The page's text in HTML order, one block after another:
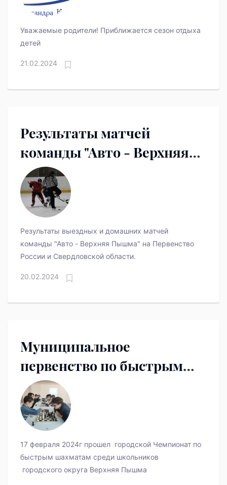
Уважаемые родители! Приближается сезон отдыха
детей
21.02.2024
Результаты матчей
команды "Авто - Верхняя
Пышма" в прошедшие
выходные
Результаты выездных и домашних матчей
команды "Авто - Верхняя Пышма" на Первенство
России и Свердловской области.
20.02.2024
Муниципальное
первенство по быстрым
шахматам городского
округа Верхняя Пышма
среди школьников
17 февраля 2024г прошел городской Чемпионат по
быстрым шахматам среди школьников
городского округа Верхняя Пышма